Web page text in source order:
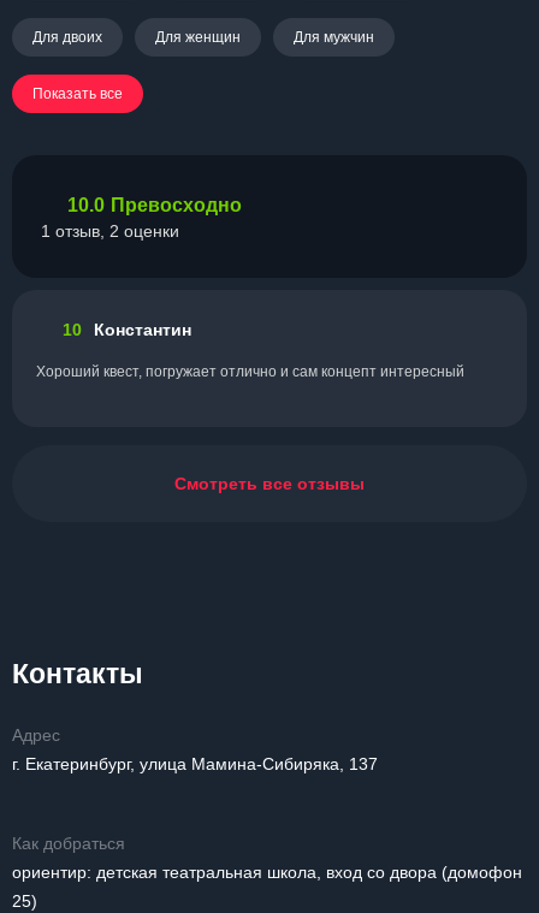
Для двоих Для женщин Для мужчин
Показать все
10.0 Превосходно
1 отзыв, 2 оценки
10 Константин
Хороший квест, погружает отлично и сам концепт интересный
Смотреть все отзывы
Контакты
Адрес
г. Екатеринбург, улица Мамина-Сибиряка, 137
Как добраться
ориентир: детская театральная школа, вход со двора (домофон
25)